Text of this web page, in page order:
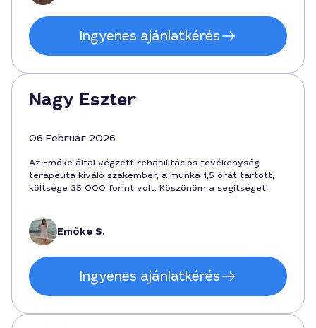
Ingyenes ajánlatkérés
Nagy Eszter
06 Február 2026
Az Emőke által végzett rehabilitációs tevékenység
terapeuta kiváló szakember, a munka 1,5 órát tartott,
költsége 35 000 forint volt. Köszönöm a segítséget!
Emőke S.
Ingyenes ajánlatkérés